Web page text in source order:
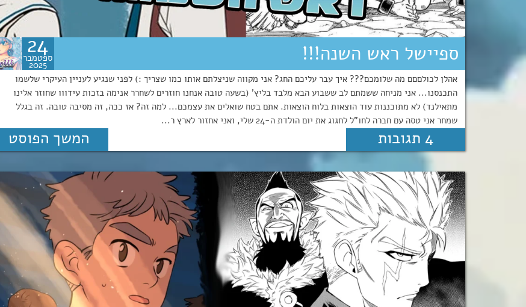
ספיישל ראש השנה!!! 24
ספטמבר
2025
אהלן לכולםםם מה שלומכם??? איך עבר עליכם החג? אני מקווה שניצלתם אותו כמו שצריך :) לפני שנגיע לעניין העיקרי שלשמו
התכנסנו... אני מניחה ששמתם לב ששבוע הבא מלבד בליץ' (בשעה טובה אנחנו חוזרים לשחרר אנימה בזכות עידווו שחוזר אלינו
מתאילנד) לא מתוכננות עוד הוצאות בלוח הוצאות. אתם בטח שואלים את עצמכם... למה זה? אז ככה, זה מסיבה טובה. זה בגלל
שמחר אני טסה עם חברה לחו"ל לחגוג את יום הולדת ה-24 שלי, ואני אחזור לארץ ר...
4 תגובות המשך הפוסט